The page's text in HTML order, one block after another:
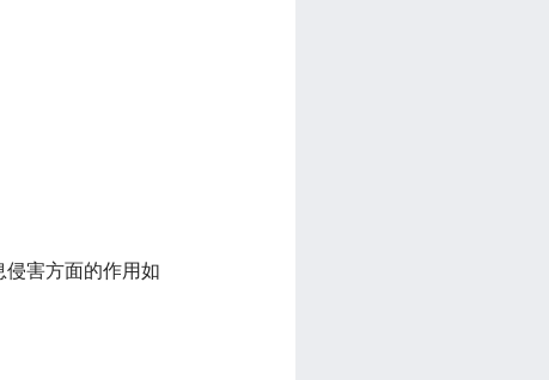
害方面的作用如